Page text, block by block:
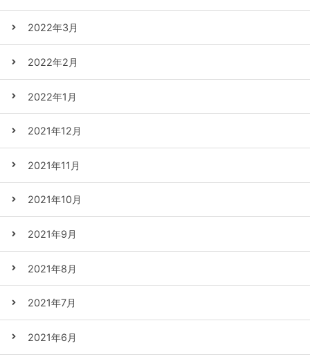
2022年3月
2022年2月
2022年1月
2021年12月
2021年11月
2021年10月
2021年9月
2021年8月
2021年7月
2021年6月